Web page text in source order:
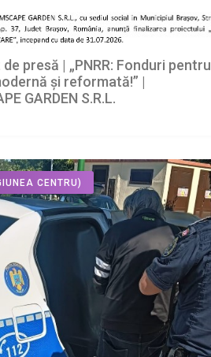
presă | „PNRR: Fonduri pentru
și reformată!” |
GARDEN S.R.L.
CENTRU)